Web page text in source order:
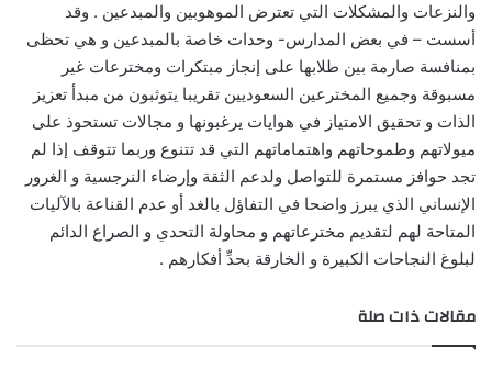
والنزعات والمشكلات التي تعترض الموهوبين والمبدعين . وقد
أسست – في بعض المدارس- وحدات خاصة بالمبدعين و هي تحظى
بمنافسة صارمة بين طلابها على إنجاز مبتكرات ومخترعات غير
مسبوقة وجميع المخترعين السعوديين تقريبا يتوثبون من مبدأ تعزيز
الذات و تحقيق الامتياز في هوايات يرغبونها و مجالات تستحوذ على
ميولاتهم وطموحاتهم واهتماماتهم التي قد تتنوع وربما تتوقف إذا لم
تجد حوافز مستمرة للتواصل ولدعم الثقة وإرضاء النرجسية و الغرور
الإنساني الذي يبرز واضحا في التفاؤل بالغد أو عدم القناعة بالآليات
المتاحة لهم لتقديم مخترعاتهم و محاولة التحدي و الصراع الدائم
لبلوغ النجاحات الكبيرة و الخارقة بحدِّ أفكارهم .
مقالات ذات صلة